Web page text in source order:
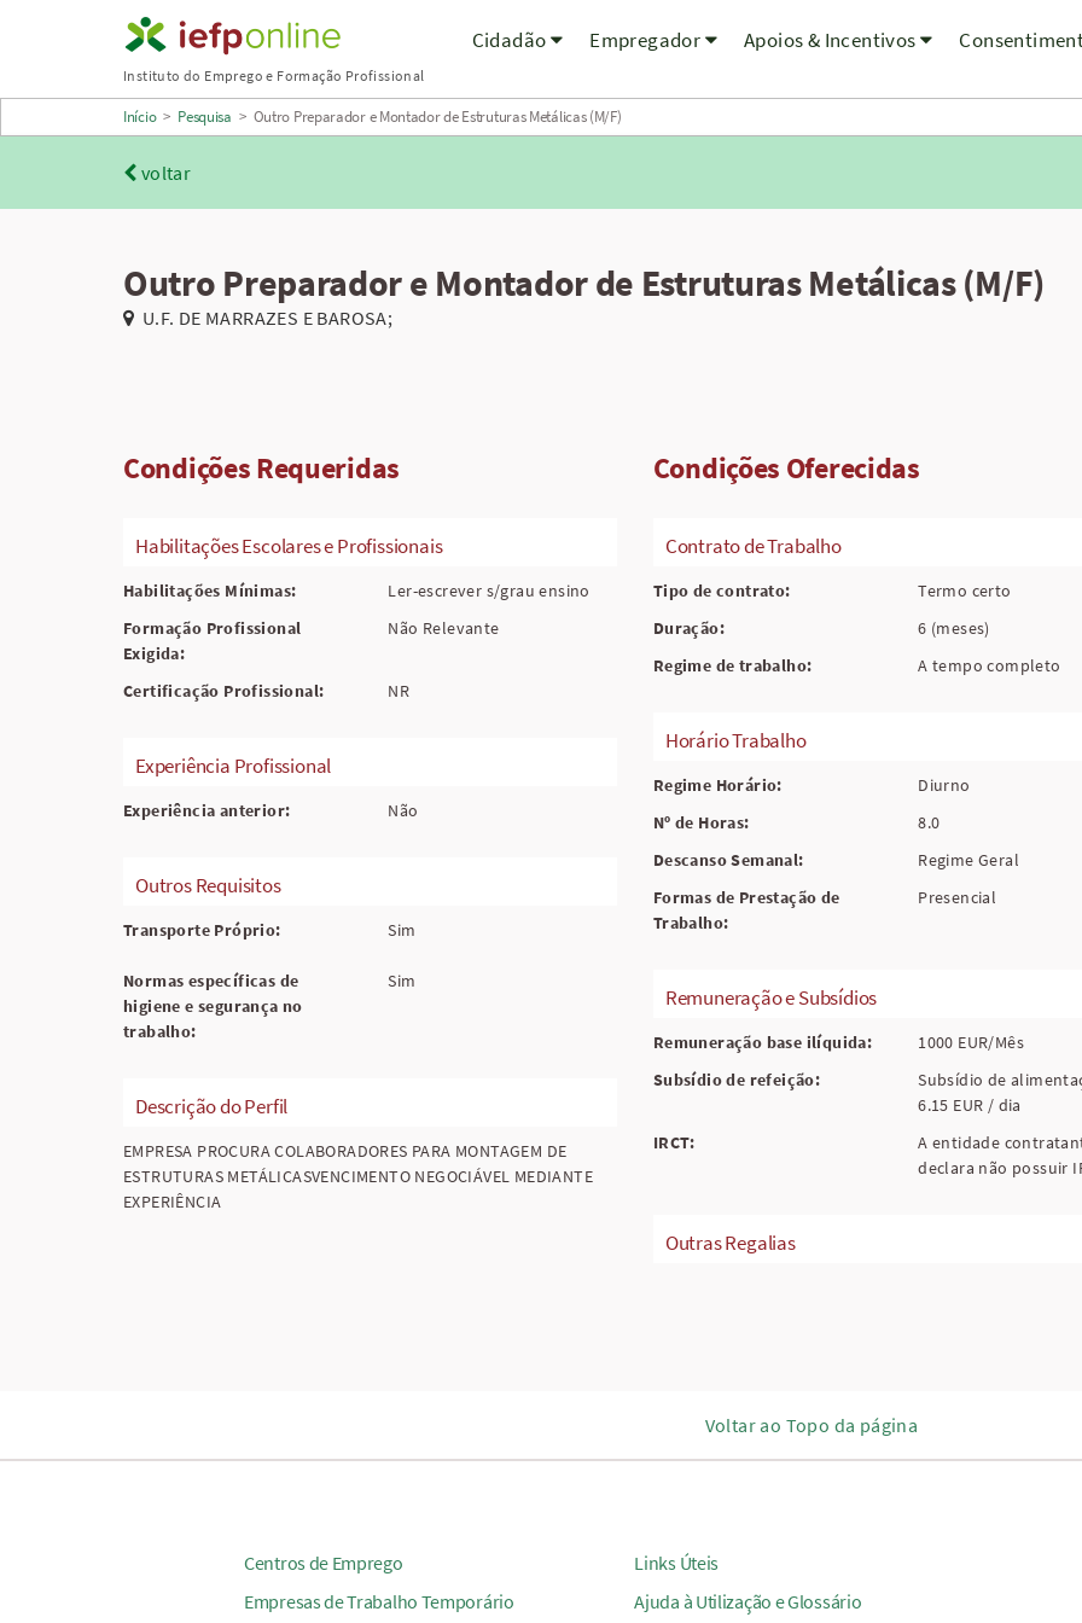
Instituto do Emprego e Formação Profissional
Cidadão Empregador Apoios & Incentivos
Início > Pesquisa > Outro Preparador e Montador de Estruturas Metálicas (M/F)
voltar
Outro Preparador e Montador de Estruturas Metálicas (M/F)
U.F. DE MARRAZES E BAROSA;
Condições Requeridas
Habilitações Escolares e Profissionais
Habilitações Mínimas:
Ler-escrever s/grau ensino
Formação Profissional
Exigida:
Não Relevante
Certificação Profissional: NR
Experiência Profissional
Experiência anterior: Não
Outros Requisitos
Transporte Próprio: Sim
Normas específicas de
higiene e segurança no
trabalho:
Sim
Descrição do Perfil
EMPRESA PROCURA COLABORADORES PARA MONTAGEM DE
ESTRUTURAS METÁLICASVENCIMENTO NEGOCIÁVEL MEDIANTE
EXPERIÊNCIA
Condições Oferecidas
Contrato de Trabalho
Tipo de contrato:
Termo certo
Duração:
6 (meses)
Regime de trabalho:
A tempo completo
Horário Trabalho
Regime Horário:
Diurno
Nº de Horas:
8.0
Descanso Semanal:
Regime Geral
Formas de Prestação de
Trabalho:
Presencial
Remuneração e Subsídios
Remuneração base ilíquida:
1000 EUR/Mês
Subsídio de refeição:
Subsídio de
6.15 EUR / dia
IRCT:
A entidade
declara não possuir
Outras Regalias
Voltar ao Topo da página
Centros de Emprego
Empresas de Trabalho Temporário
Links Úteis
Ajuda à Utilização e Glossário